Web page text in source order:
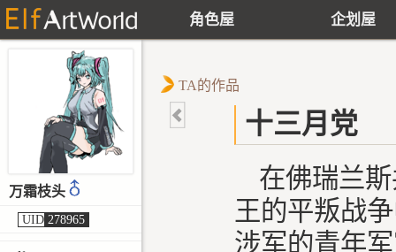
角色屋 企划屋
万霜枝头
UID 278965
TA的作品
十三月党
在佛瑞兰
王的平叛战
涉军的青年